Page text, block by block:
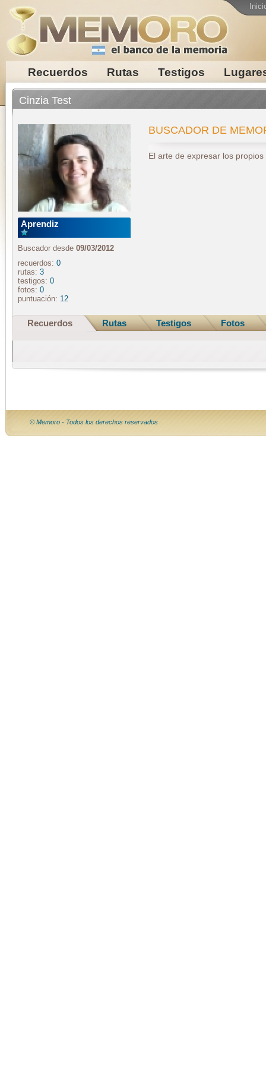
Recuerdos Rutas Testigos
Cinzia Test
Aprendiz
Buscador desde 09/03/2012
recuerdos: 0
rutas: 3
testigos: 0
fotos: 0
puntuación: 12
BUSCADOR DE
El arte de expresar los
Recuerdos Rutas Testigos Fotos
© Memoro - Todos los derechos reservados